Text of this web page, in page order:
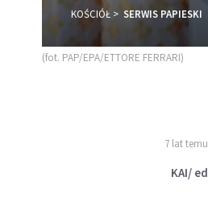
KOŚCIÓŁ SERWIS PAPIESKI
(fot. PAP/EPA/ETTORE FERRARI)
7 lat temu
KAI/ ed